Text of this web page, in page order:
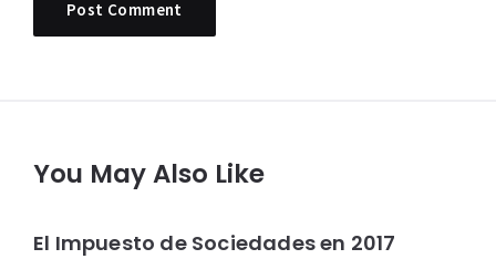
You May Also Like
El Impuesto de Sociedades en 2017